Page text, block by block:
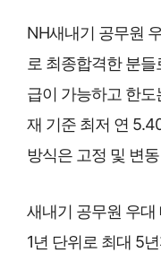
NH새내기 공무원
로 최종합격한 분
급이 가능하고 한
재 기준 최저 연
방식은 고정 및 변
새내기 공무원 우대
1년 단위로 최대 5